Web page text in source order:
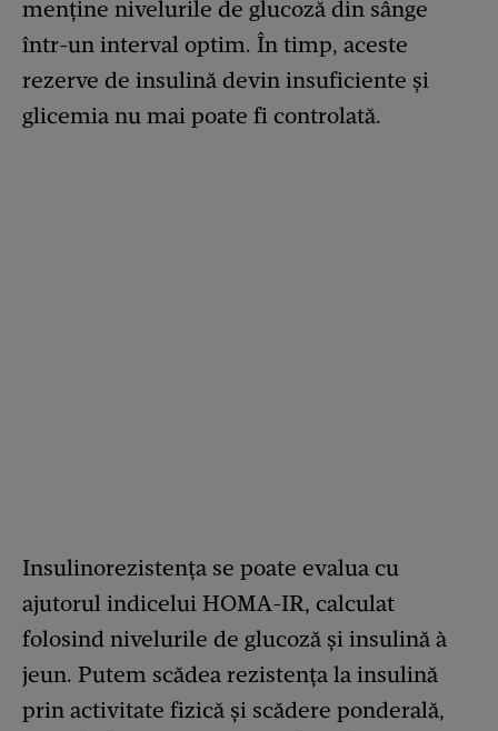
menține nivelurile de glucoză din sânge
într-un interval optim. În timp, aceste
rezerve de insulină devin insuficiente și
glicemia nu mai poate fi controlată.
Insulinorezistența se poate evalua cu
ajutorul indicelui HOMA-IR, calculat
folosind nivelurile de glucoză și insulină à
jeun. Putem scădea rezistența la insulină
prin activitate fizică și scădere ponderală,